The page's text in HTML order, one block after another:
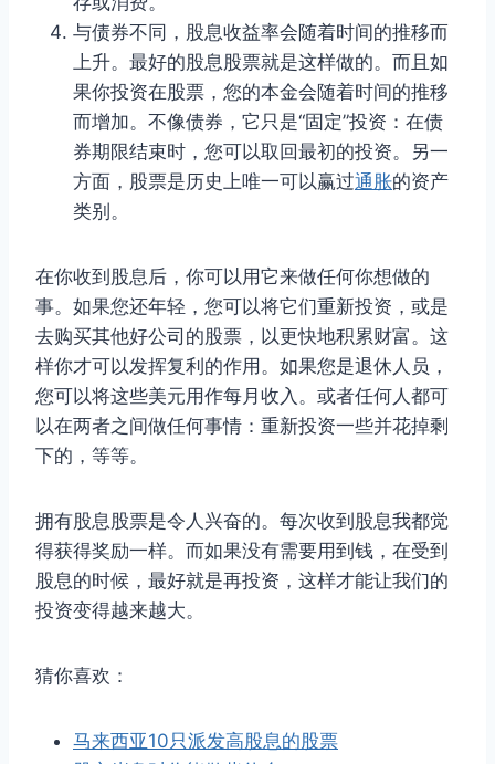
与债券不同，股息收益率会随着时间的推移而
上升。最好的股息股票就是这样做的。而且如
果你投资在股票，您的本金会随着时间的推移
而增加。不像债券，它只是“固定”投资：在债
券期限结束时，您可以取回最初的投资。另一
方面，股票是历史上唯一可以赢过通胀的资产
类别。
在你收到股息后，你可以用它来做任何你想做的
事。如果您还年轻，您可以将它们重新投资，或是
去购买其他好公司的股票，以更快地积累财富。这
样你才可以发挥复利的作用。如果您是退休人员，
您可以将这些美元用作每月收入。或者任何人都可
以在两者之间做任何事情：重新投资一些并花掉剩
下的，等等。
拥有股息股票是令人兴奋的。每次收到股息我都觉
得获得奖励一样。而如果没有需要用到钱，在受到
股息的时候，最好就是再投资，这样才能让我们的
投资变得越来越大。
猜你喜欢：
马来西亚10只派发高股息的股票